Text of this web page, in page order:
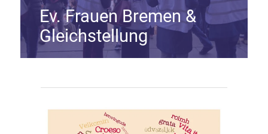
Ev. Frauen Bremen &
Gleichstellung